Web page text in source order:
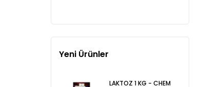
Yeni Ürünler
LAKTOZ 1 KG - CHEM